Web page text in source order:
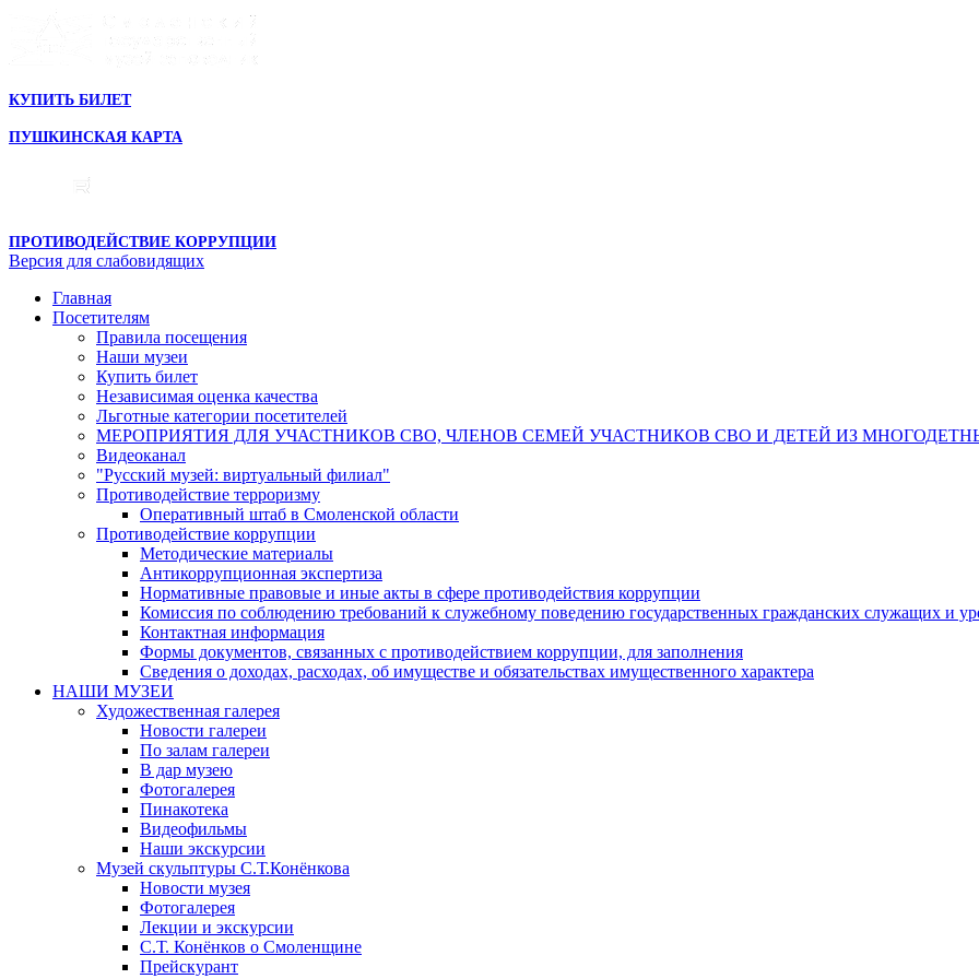
КУПИТЬ БИЛЕТ
ПУШКИНСКАЯ КАРТА
ПРОТИВОДЕЙСТВИЕ КОРРУПЦИИ
Версия для слабовидящих
Главная
Посетителям
Правила посещения
Наши музеи
Купить билет
Независимая оценка качества
Льготные категории посетителей
МЕРОПРИЯТИЯ ДЛЯ УЧАСТНИКОВ СВО, ЧЛЕНОВ СЕМЕЙ УЧАСТНИКОВ СВО И ДЕТЕЙ ИЗ
Видеоканал
"Русский музей: виртуальный филиал"
Противодействие терроризму
Оперативный штаб в Смоленской области
Противодействие коррупции
Методические материалы
Антикоррупционная экспертиза
Нормативные правовые и иные акты в сфере противодействия коррупции
Комиссия по соблюдению требований к служебному поведению государственных гражданских служащих и
Контактная информация
Формы документов, связанных с противодействием коррупции, для заполнения
Сведения о доходах, расходах, об имуществе и обязательствах имущественного характера
НАШИ МУЗЕИ
Художественная галерея
Новости галереи
По залам галереи
В дар музею
Фотогалерея
Пинакотека
Видеофильмы
Наши экскурсии
Музей скульптуры С.Т.Конёнкова
Новости музея
Фотогалерея
Лекции и экскурсии
С.Т. Конёнков о Смоленщине
Прейскурант